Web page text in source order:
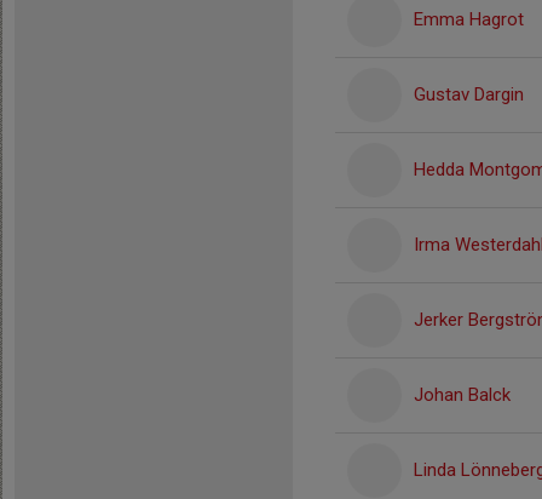
Emma Hagrot
Gustav Dargin
Hedda
Irma Westerdahl
Jerker
Johan Balck
Linda